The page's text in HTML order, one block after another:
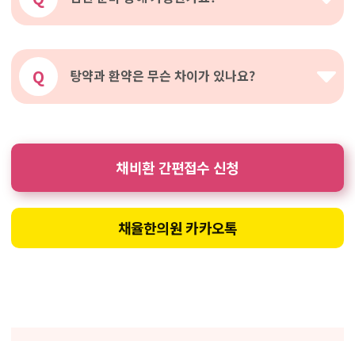
Q 탕약과 환약은 무슨 차이가 있나요?
채비환 간편접수 신청
채율한의원 카카오톡